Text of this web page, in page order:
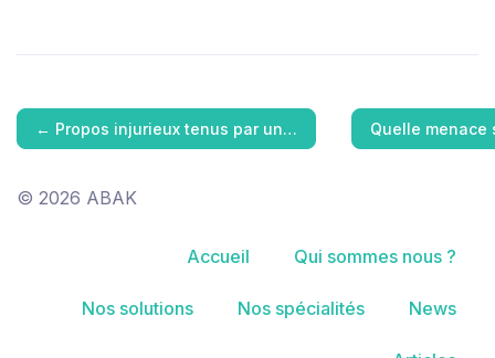
← Propos injurieux tenus par un… Quelle menace
© 2026 ABAK
Accueil Qui sommes nous ?
Nos solutions Nos spécialités News